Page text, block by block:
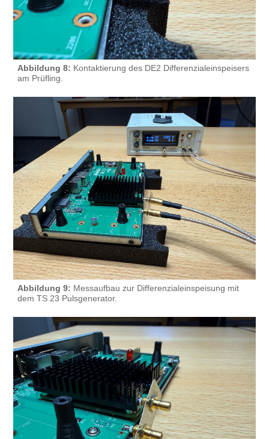
Abbildung 8: Kontaktierung des DE2 Differenzialeinspeisers
am Prüfling.
Abbildung 9: Messaufbau zur Differenzialeinspeisung mit
dem TS 23 Pulsgenerator.